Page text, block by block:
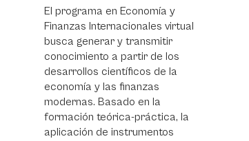
El programa en Economía y
Finanzas Internacionales virtual
busca generar y transmitir
conocimiento a partir de los
desarrollos científicos de la
economía y las finanzas
modernas. Basado en la
formación teórica-práctica, la
aplicación de instrumentos